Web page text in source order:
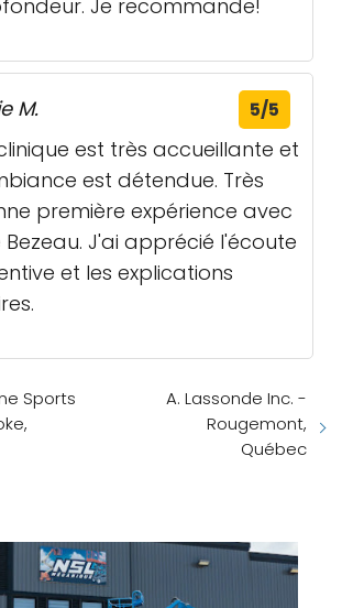
Je recommande!
M. 5/5
est très accueillante et
est détendue. Très
première expérience avec
Bezeau. J'ai apprécié l'écoute
et les explications
Sports
A. Lassonde Inc. -
Rougemont,
Québec